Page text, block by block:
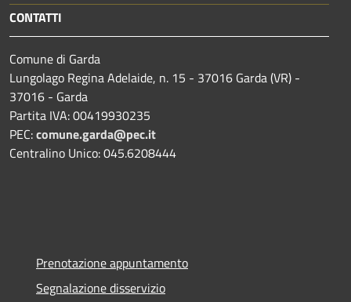
CONTATTI
Comune di Garda
Lungolago Regina Adelaide, n. 15 - 37016 Garda (VR) -
37016 - Garda
Partita IVA: 00419930235
PEC:comune.garda@pec.it
Centralino Unico: 045.6208444
Prenotazione appuntamento
Segnalazione disservizio